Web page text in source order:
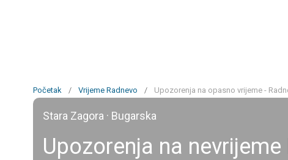
Početak / Vrijeme Radnevo / Upozorenja na opasno vrijeme -
Stara Zagora · Bugarska
Upozorenja na nevrijeme